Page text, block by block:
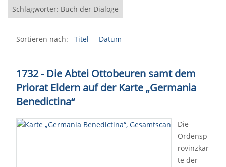
Schlagwörter: Buch der Dialoge
Sortieren nach: Titel Datum
1732 - Die Abtei Ottobeuren samt dem
Priorat Eldern auf der Karte „Germania
Benedictina“
Die
Ordensp
rovinzkar
te der